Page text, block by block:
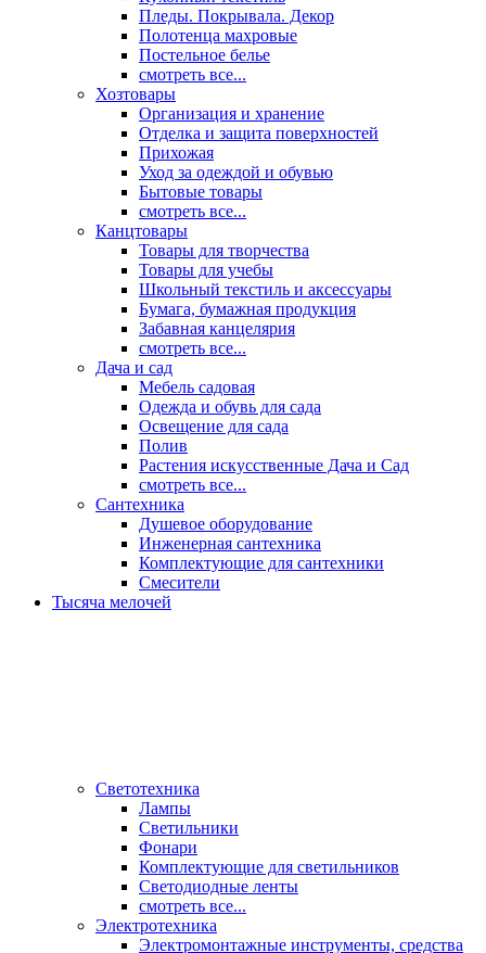
Пледы. Покрывала. Декор
Полотенца махровые
Постельное белье
смотреть все...
Хозтовары
Организация и хранение
Отделка и защита поверхностей
Прихожая
Уход за одеждой и обувью
Бытовые товары
смотреть все...
Канцтовары
Товары для творчества
Товары для учебы
Школьный текстиль и аксессуары
Бумага, бумажная продукция
Забавная канцелярия
смотреть все...
Дача и сад
Мебель садовая
Одежда и обувь для сада
Освещение для сада
Полив
Растения искусственные Дача и Сад
смотреть все...
Сантехника
Душевое оборудование
Инженерная сантехника
Комплектующие для сантехники
Смесители
Тысяча мелочей
Светотехника
Лампы
Светильники
Фонари
Комплектующие для светильников
Светодиодные ленты
смотреть все...
Электротехника
Электромонтажные инструменты, средства